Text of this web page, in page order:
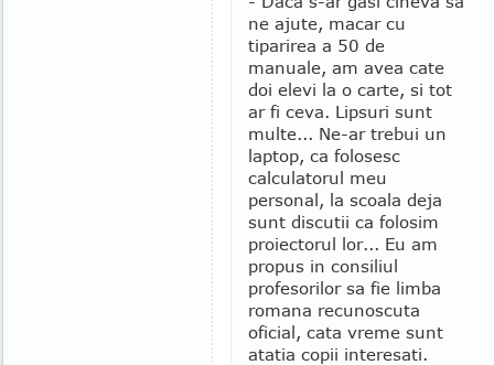
ne ajute, macar cu
tiparirea a 50 de
manuale, am avea cate
doi elevi la o carte, si tot
ar fi ceva. Lipsuri sunt
multe... Ne-ar trebui un
laptop, ca folosesc
calculatorul meu
personal, la scoala deja
sunt discutii ca folosim
proiectorul lor... Eu am
propus in consiliul
profesorilor sa fie limba
romana recunoscuta
oficial, cata vreme sunt
atatia copii interesati.